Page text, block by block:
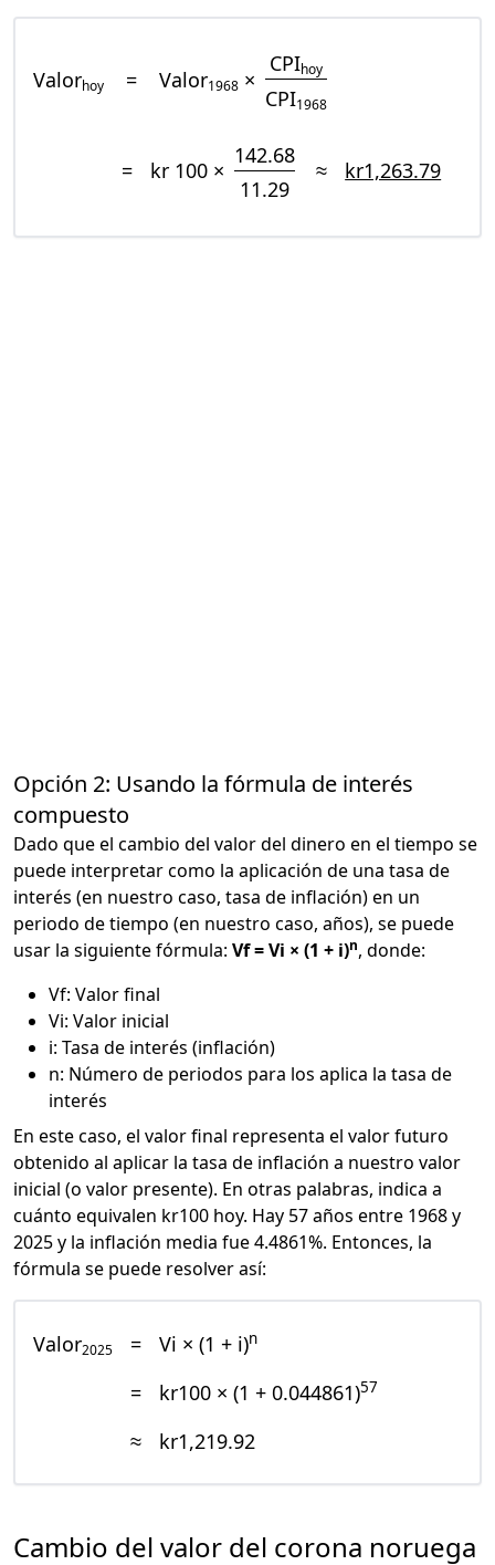
Valorhoy = Valor1968 ×
CPIhoy
CPI1968
= kr 100 ×
142.68
11.29
≈ kr1,263.79
Opción 2: Usando la fórmula de interés
compuesto
Dado que el cambio del valor del dinero en el tiempo se
puede interpretar como la aplicación de una tasa de
interés (en nuestro caso, tasa de inflación) en un
periodo de tiempo (en nuestro caso, años), se puede
usar la siguiente fórmula: Vf = Vi × (1 + i)n, donde:
Vf: Valor final
Vi: Valor inicial
i: Tasa de interés (inflación)
n: Número de periodos para los aplica la tasa de
interés
En este caso, el valor final representa el valor futuro
obtenido al aplicar la tasa de inflación a nuestro valor
inicial (o valor presente). En otras palabras, indica a
cuánto equivalen kr100 hoy. Hay 57 años entre 1968 y
2025 y la inflación media fue 4.4861%. Entonces, la
fórmula se puede resolver así:
Valor2025 = Vi × (1 + i)n
= kr100 × (1 + 0.044861)57
≈ kr1,219.92
Cambio del valor del corona noruega